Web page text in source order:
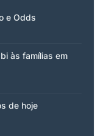
e Odds
às famílias em
de hoje